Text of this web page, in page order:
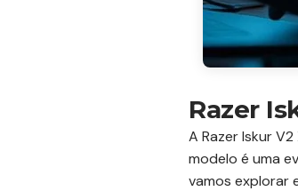
Razer
A Razer Iskur
modelo é uma
vamos explorar